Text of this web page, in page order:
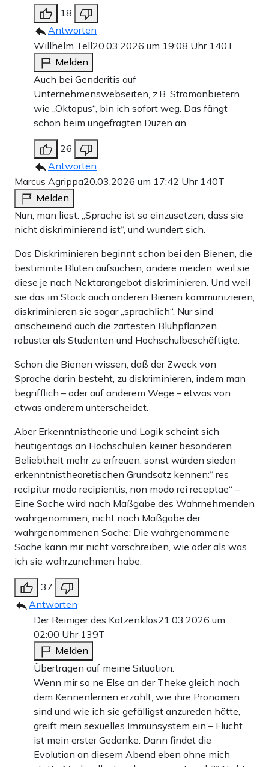
18
Antworten
Willhelm Tell20.03.2026 um 19:08 Uhr 140T
Melden
Auch bei Genderitis auf
Unternehmenswebseiten, z.B. Stromanbietern
wie „Oktopus“, bin ich sofort weg. Das fängt
schon beim ungefragten Duzen an.
26
Antworten
Marcus Agrippa20.03.2026 um 17:42 Uhr 140T
Melden
Nun, man liest: „Sprache ist so einzusetzen, dass sie
nicht diskriminierend ist“, und wundert sich.
Das Diskriminieren beginnt schon bei den Bienen, die
bestimmte Blüten aufsuchen, andere meiden, weil sie
diese je nach Nektarangebot diskriminieren. Und weil
sie das im Stock auch anderen Bienen kommunizieren,
diskriminieren sie sogar „sprachlich“. Nur sind
anscheinend auch die zartesten Blühpflanzen
robuster als Studenten und Hochschulbeschäftigte.
Schon die Bienen wissen, daß der Zweck von
Sprache darin besteht, zu diskriminieren, indem man
begrifflich – oder auf anderem Wege – etwas von
etwas anderem unterscheidet.
Aber Erkenntnistheorie und Logik scheint sich
heutigentags an Hochschulen keiner besonderen
Beliebtheit mehr zu erfreuen, sonst würden sieden
erkenntnistheoretischen Grundsatz kennen:“ res
recipitur modo recipientis, non modo rei receptae“ –
Eine Sache wird nach Maßgabe des Wahrnehmenden
wahrgenommen, nicht nach Maßgabe der
wahrgenommenen Sache: Die wahrgenommene
Sache kann mir nicht vorschreiben, wie oder als was
ich sie wahrzunehmen habe.
37
Antworten
Der Reiniger des Katzenklos21.03.2026 um
02:00 Uhr 139T
Melden
Übertragen auf meine Situation:
Wenn mir so ne Else an der Theke gleich nach
dem Kennenlernen erzählt, wie ihre Pronomen
sind und wie ich sie gefälligst anzureden hätte,
greift mein sexuelles Immunsystem ein – Flucht
ist mein erster Gedanke. Dann findet die
Evolution an diesem Abend eben ohne mich